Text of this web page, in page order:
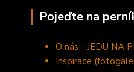
Pojeďte na
O nás - JEDU NA
Inspirace